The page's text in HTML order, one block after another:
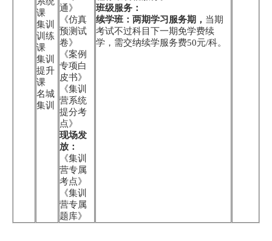
课
集训
训练
课
集训
提升
课
名城
集训
通》
《仿真
预测试
卷》
《案例
专项白
皮书》
《集训
营系统
提分考
点》
现场发
放：
《集训
营专属
考点》
《集训
营专属
题库》
班级服务：
续学班：两期学习服务期， 当期
考试不过科目下一期免学费续
学，需交纳续学服务费50元/科。